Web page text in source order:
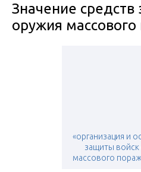
Значение
оружия
«организация и
защиты
массового